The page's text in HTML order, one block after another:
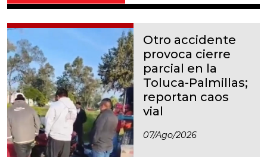
Otro accidente
provoca cierre
parcial en la
Toluca-Palmillas;
reportan caos
vial
07/ago/2026